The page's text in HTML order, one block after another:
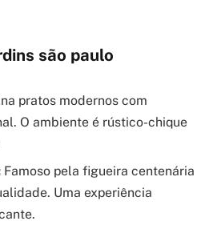
são paulo
pratos modernos com
O ambiente é rústico-chique
Famoso pela figueira centenária
Uma experiência